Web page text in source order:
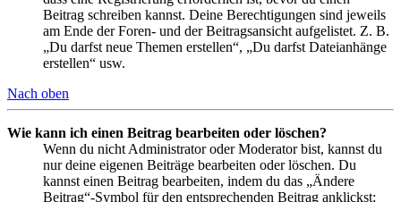
Beitrag schreiben kannst. Deine Berechtigungen sind jeweils
am Ende der Foren- und der Beitragsansicht aufgelistet. Z. B.
„Du darfst neue Themen erstellen“, „Du darfst Dateianhänge
erstellen“ usw.
Nach oben
Wie kann ich einen Beitrag bearbeiten oder löschen?
Wenn du nicht Administrator oder Moderator bist, kannst du
nur deine eigenen Beiträge bearbeiten oder löschen. Du
kannst einen Beitrag bearbeiten, indem du das „Ändere
Beitrag“-Symbol für den entsprechenden Beitrag anklickst;